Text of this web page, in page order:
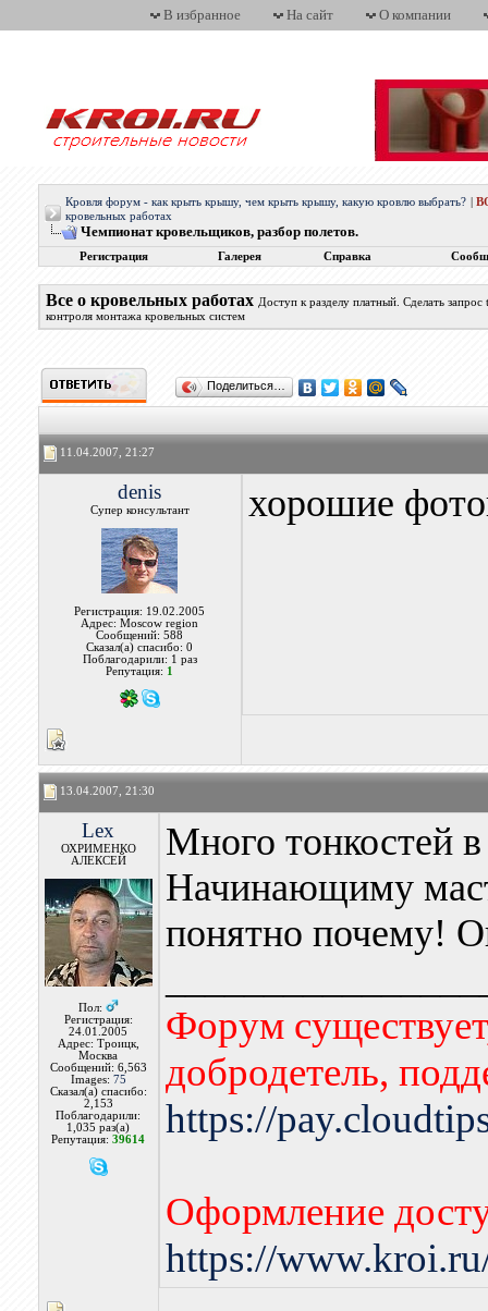
В избранное На сайт О компании
Кровля форум - как крыть крышу, чем крыть крышу, какую кровлю выбрать?
кровельных работах
Чемпионат кровельщиков, разбор полетов.
Регистрация Галерея Справка
Все о кровельных работах Доступ к разделу платный. Сделать
контроля монтажа кровельных систем
Поделиться…
11.04.2007, 21:27
denis
Супер консультант
Регистрация: 19.02.2005
Адрес: Moscow region
Сообщений: 588
Сказал(а) спасибо: 0
Поблагодарили: 1 раз
Репутация: 1
хорошие
13.04.2007, 21:30
Lex
ОХРИМЕНКО
АЛЕКСЕЙ
Пол:
Регистрация:
24.01.2005
Адрес: Троицк,
Москва
Сообщений: 6,563
Images: 75
Сказал(а) спасибо:
2,153
Поблагодарили:
1,035 раз(а)
Репутация:39614
Много тонкостей
Начинающиму
понятно почему!
Форум
добродетель,
https://
Оформление
https://